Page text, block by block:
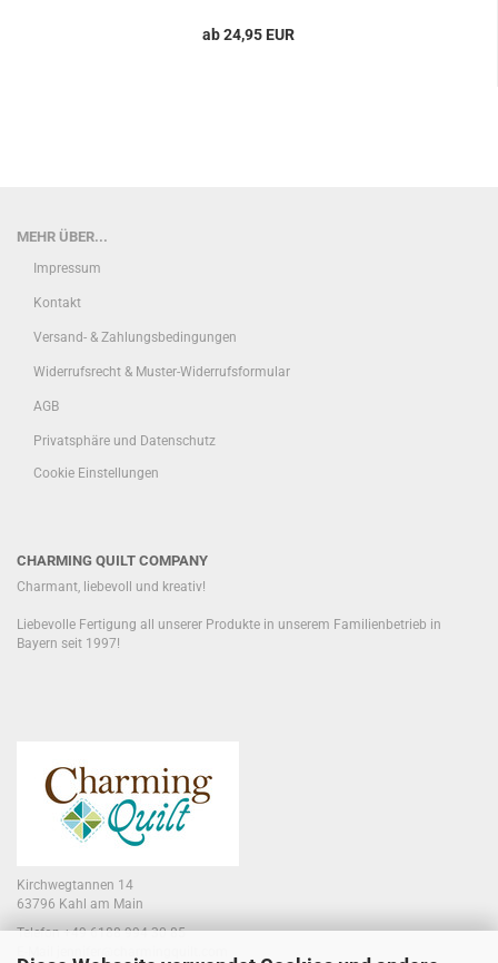
ab 24,95 EUR
MEHR ÜBER...
Impressum
Kontakt
Versand- & Zahlungsbedingungen
Widerrufsrecht & Muster-Widerrufsformular
AGB
Privatsphäre und Datenschutz
Cookie Einstellungen
CHARMING QUILT COMPANY
Charmant, liebevoll und kreativ!
Liebevolle Fertigung all unserer Produkte in unserem Familienbetrieb in
Bayern seit 1997!
Kirchwegtannen 14
63796 Kahl am Main
Telefon +49 6188 994 30 85